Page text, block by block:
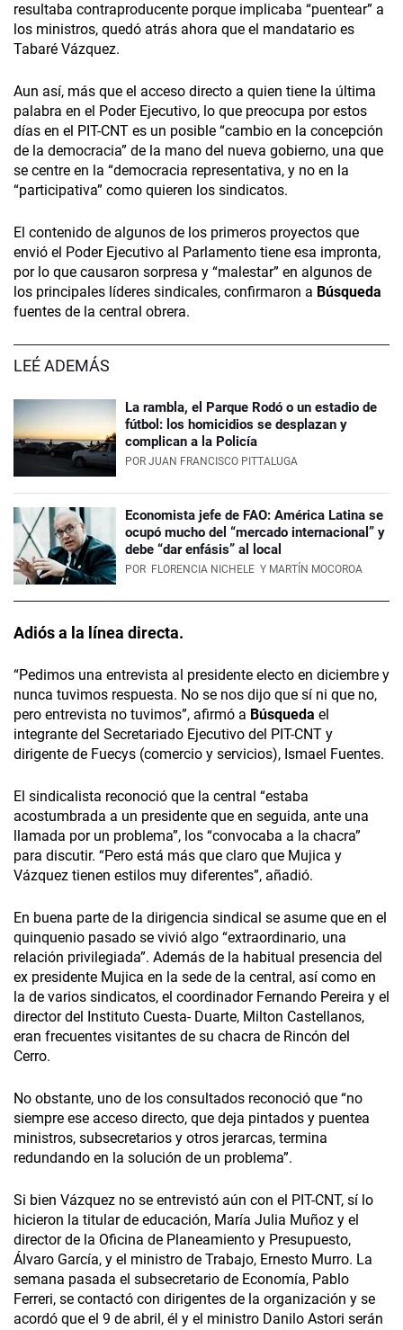
resultaba contraproducente porque implicaba “puentear” a
los ministros, quedó atrás ahora que el mandatario es
Tabaré Vázquez.
Aun así, más que el acceso directo a quien tiene la última
palabra en el Poder Ejecutivo, lo que preocupa por estos
días en el PIT-CNT es un posible “cambio en la concepción
de la democracia” de la mano del nueva gobierno, una que
se centre en la “democracia representativa, y no en la
“participativa” como quieren los sindicatos.
El contenido de algunos de los primeros proyectos que
envió el Poder Ejecutivo al Parlamento tiene esa impronta,
por lo que causaron sorpresa y “malestar” en algunos de
los principales líderes sindicales, confirmaron a Búsqueda
fuentes de la central obrera.
LEÉ ADEMÁS
La rambla, el Parque Rodó o un estadio de
fútbol: los homicidios se desplazan y
complican a la Policía
POR JUAN FRANCISCO PITTALUGA
Economista jefe de FAO: América Latina se
ocupó mucho del “mercado internacional” y
debe “dar enfásis” al local
POR FLORENCIA NICHELE Y MARTÍN MOCOROA
Adiós a la línea directa.
“Pedimos una entrevista al presidente electo en diciembre y
nunca tuvimos respuesta. No se nos dijo que sí ni que no,
pero entrevista no tuvimos”, afirmó a Búsqueda el
integrante del Secretariado Ejecutivo del PIT-CNT y
dirigente de Fuecys (comercio y servicios), Ismael Fuentes.
El sindicalista reconoció que la central “estaba
acostumbrada a un presidente que en seguida, ante una
llamada por un problema”, los “convocaba a la chacra”
para discutir. “Pero está más que claro que Mujica y
Vázquez tienen estilos muy diferentes”, añadió.
En buena parte de la dirigencia sindical se asume que en el
quinquenio pasado se vivió algo “extraordinario, una
relación privilegiada”. Además de la habitual presencia del
ex presidente Mujica en la sede de la central, así como en
la de varios sindicatos, el coordinador Fernando Pereira y el
director del Instituto Cuesta- Duarte, Milton Castellanos,
eran frecuentes visitantes de su chacra de Rincón del
Cerro.
No obstante, uno de los consultados reconoció que “no
siempre ese acceso directo, que deja pintados y puentea
ministros, subsecretarios y otros jerarcas, termina
redundando en la solución de un problema”.
Si bien Vázquez no se entrevistó aún con el PIT-CNT, sí lo
hicieron la titular de educación, María Julia Muñoz y el
director de la Oficina de Planeamiento y Presupuesto,
Álvaro García, y el ministro de Trabajo, Ernesto Murro. La
semana pasada el subsecretario de Economía, Pablo
Ferreri, se contactó con dirigentes de la organización y se
acordó que el 9 de abril, él y el ministro Danilo Astori serán